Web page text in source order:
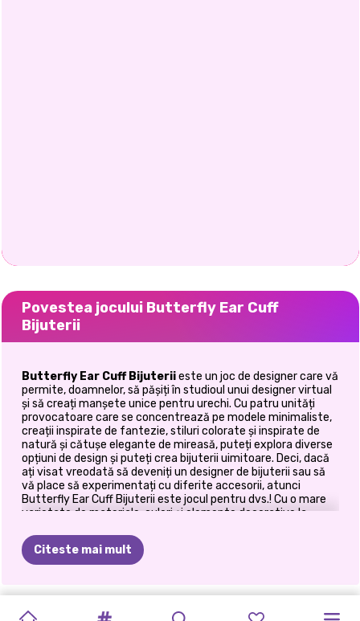
Povestea jocului Butterfly Ear Cuff
Bijuterii
Butterfly Ear Cuff Bijuteriieste un joc de designer care vă
permite, doamnelor, să pășiți în studioul unui designer virtual
și să creați manșete unice pentru urechi. Cu patru unități
provocatoare care se concentrează pe modele minimaliste,
creații inspirate de fantezie, stiluri colorate și inspirate de
natură și cătușe elegante de mireasă, puteți explora diverse
opțiuni de design și puteți crea bijuterii uimitoare. Deci, dacă
ați visat vreodată să deveniți un designer de bijuterii sau să
vă place să experimentați cu diferite accesorii, atunci
Butterfly Ear Cuff Bijuterii este jocul pentru dvs.! Cu o mare
varietate de materiale, culori și elemente decorative la
uimitoare, care reflectă perfect stilul dvs.
În Butterfly Ear Cuff Bijuterii, ești provocat să creezi patru
caracteristici și posibilități de design distincte. Să ne
Citeste mai mult
STRAWBERELLA
ÎNAPOI DECORAREA
DESIGNUL PANTOFII PRINTESA